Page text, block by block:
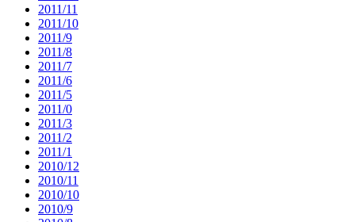
2011/11
2011/10
2011/9
2011/8
2011/7
2011/6
2011/5
2011/0
2011/3
2011/2
2011/1
2010/12
2010/11
2010/10
2010/9